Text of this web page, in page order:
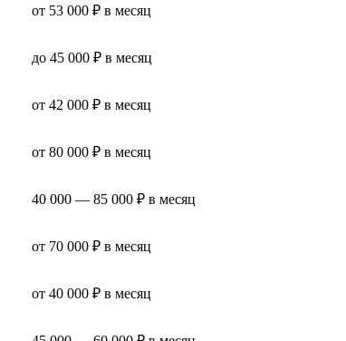
от 53 000 ₽ в месяц
до 45 000 ₽ в месяц
от 42 000 ₽ в месяц
от 80 000 ₽ в месяц
40 000 — 85 000 ₽ в месяц
от 70 000 ₽ в месяц
от 40 000 ₽ в месяц